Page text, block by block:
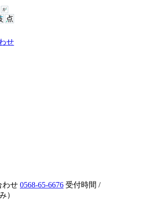
せ
わせ 0568-65-6676 受付時間 /
）